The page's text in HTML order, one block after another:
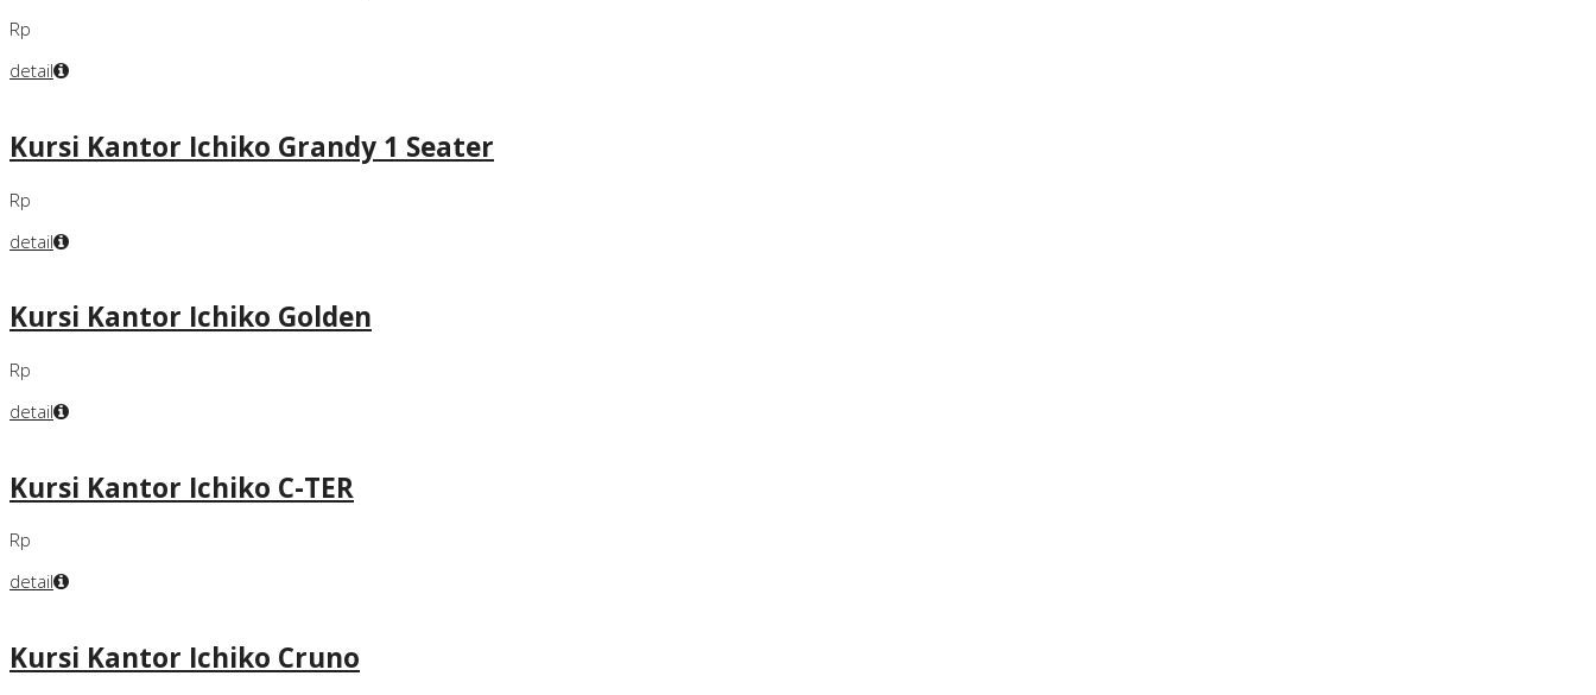
Rp
detail
Kursi Kantor Ichiko Grandy 1 Seater
Rp
detail
Kursi Kantor Ichiko Golden
Rp
detail
Kursi Kantor Ichiko C-TER
Rp
detail
Kursi Kantor Ichiko Cruno